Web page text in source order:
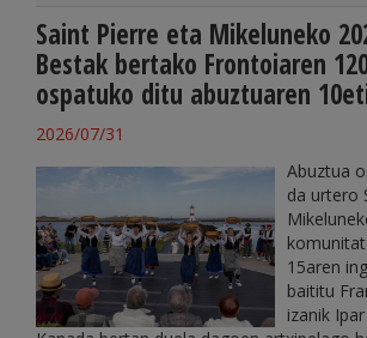
Saint Pierre eta Mikeluneko
Bestak bertako Frontoiaren
ospatuko ditu abuztuaren
2026/07/31
Abuztua
da urtero
15aren
baititu
izanik